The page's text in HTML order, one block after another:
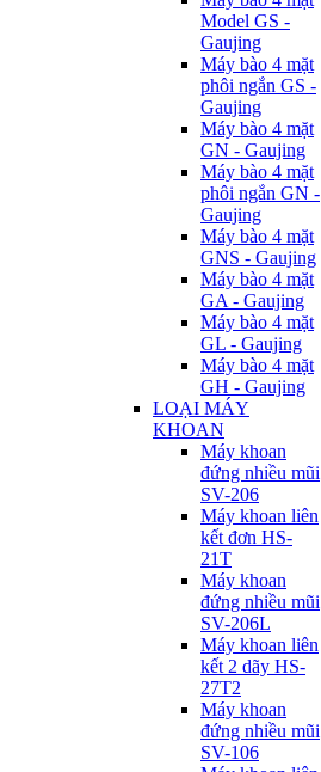
Model GS -
Gaujing
Máy bào 4 mặt
phôi ngắn GS -
Gaujing
Máy bào 4 mặt
GN - Gaujing
Máy bào 4 mặt
phôi ngắn GN -
Gaujing
Máy bào 4 mặt
GNS - Gaujing
Máy bào 4 mặt
GA - Gaujing
Máy bào 4 mặt
GL - Gaujing
Máy bào 4 mặt
GH - Gaujing
LOẠI MÁY
KHOAN
Máy khoan
đứng nhiều mũi
SV-206
Máy khoan liên
kết đơn HS-
21T
Máy khoan
đứng nhiều mũi
SV-206L
Máy khoan liên
kết 2 dãy HS-
27T2
Máy khoan
đứng nhiều mũi
SV-106